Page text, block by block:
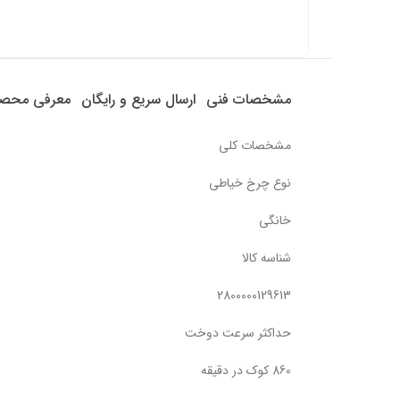
مشخصات فنی ارسال سریع و رایگان معرفی
مشخصات کلی
نوع چرخ خیاطی
خانگی
شناسه کالا
2800000129613
حداکثر سرعت دوخت
860 کوک در دقیقه